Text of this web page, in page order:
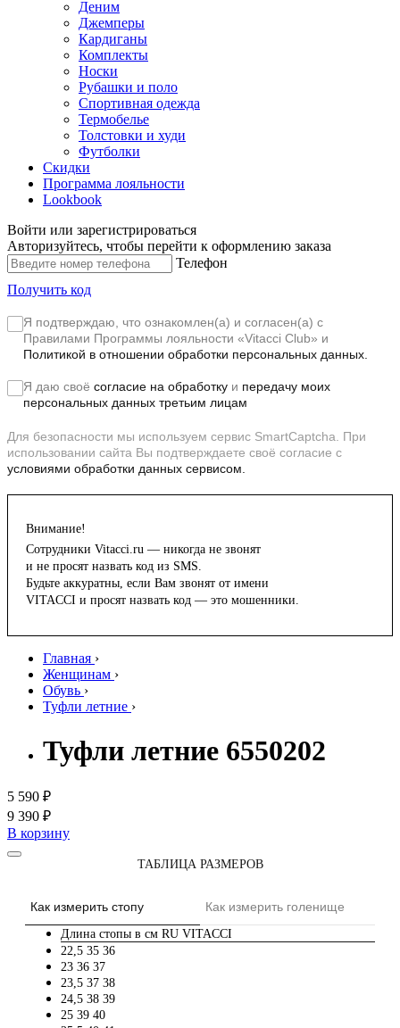
Деним
Джемперы
Кардиганы
Комплекты
Носки
Рубашки и поло
Спортивная одежда
Термобелье
Толстовки и худи
Футболки
Скидки
Программа лояльности
Lookbook
Войти или зарегистрироваться
Авторизуйтесь, чтобы перейти к оформлению заказа
Телефон
Получить код
Я подтверждаю, что ознакомлен(а) и согласен(а) с
Правилами Программы лояльности «Vitacci Club» и
Политикой в отношении обработки персональных данных.
Я даю своё согласие на обработку и передачу моих
персональных данных третьим лицам
Для безопасности мы используем сервис SmartCaptcha. При
использовании сайта Вы подтверждаете своё согласие с
условиями обработки данных сервисом.
Внимание!
Сотрудники Vitacci.ru — никогда не звонят
и не просят назвать код из SMS.
Будьте аккуратны, если Вам звонят от имени
VITACCI и просят назвать код — это мошенники.
Главная ›
Женщинам ›
Обувь ›
Туфли летние ›
Туфли летние 6550202
5 590 ₽
9 390 ₽
В корзину
ТАБЛИЦА РАЗМЕРОВ
Как измерить стопу Как измерить голенище
Длина стопы в см RU VITACCI
22,5 35 36
23 36 37
23,5 37 38
24,5 38 39
25 39 40